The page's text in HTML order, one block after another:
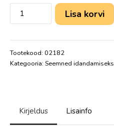
Lisa korvi
Tootekood: 02182
Kategooria: Seemned idandamiseks
Kirjeldus Lisainfo